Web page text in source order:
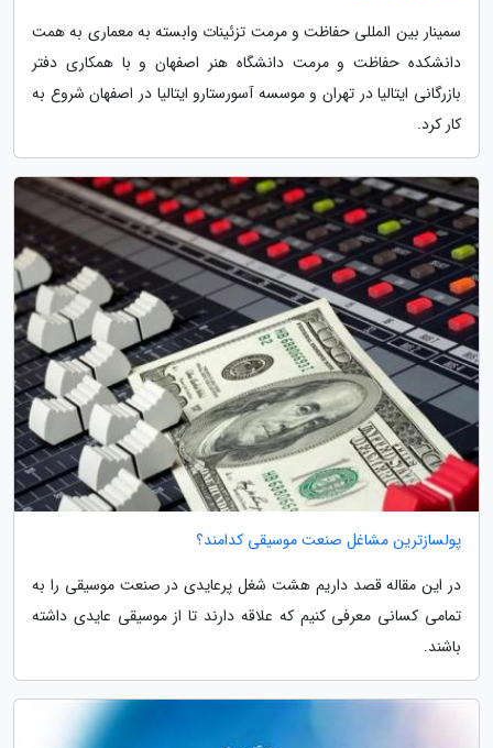
سمینار بین المللی حفاظت و مرمت تزئینات وابسته به معماری به همت
دانشکده حفاظت و مرمت دانشگاه هنر اصفهان و با همکاری دفتر
بازرگانی ایتالیا در تهران و موسسه آسورستارو ایتالیا در اصفهان شروع به
کار کرد.
پولسازترین مشاغل صنعت موسیقی کدامند؟
در این مقاله قصد داریم هشت شغل پرعایدی در صنعت موسیقی را به
تمامی کسانی معرفی کنیم که علاقه دارند تا از موسیقی عایدی داشته
باشند.